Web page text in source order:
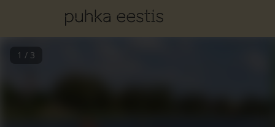
1 / 3